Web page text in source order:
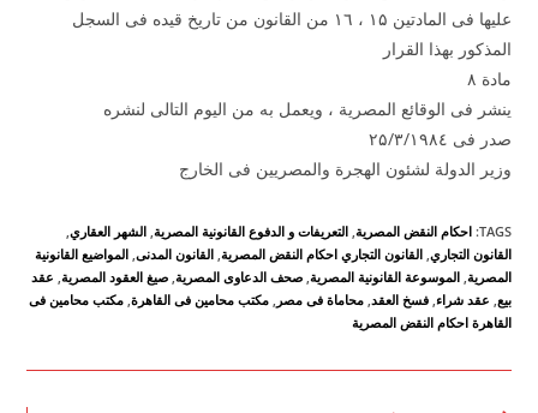
عليها فى المادتين ۱۵ ، ۱٦ من القانون من تاريخ قيده فى السجل
المذكور بهذا القرار
مادة ۸
ينشر فى الوقائع المصرية ، ويعمل به من اليوم التالى لنشره
صدر فى ۲۵/۳/۱۹۸٤
وزير الدولة لشئون الهجرة والمصريين فى الخارج
TAGS
:احكام النقض المصرية, التعريفات و الدفوع القانونية المصرية, الشهر العقاري,
القانون التجاري, القانون التجاري احكام النقض المصرية, القانون المدنى, المواضيع القانونية
المصرية, الموسوعة القانونية المصرية, صحف الدعاوى المصرية, صيغ العقود المصرية, عقد
بيع, عقد شراء, فسخ العقد, محاماة فى مصر , مكتب محامين فى القاهرة, مكتب محامين فى
القاهرة احكام النقض المصرية